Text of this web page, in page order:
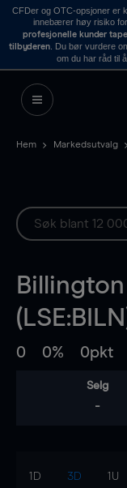
CFDer og OTC-opsjoner er
innebærer høy risiko
profesjonelle kunder
tilbyderen . Du bør vurdere
om du har råd til
Hem Markedsutvalg
0 0% 0pkt
Selg
-
1D 3D 1U